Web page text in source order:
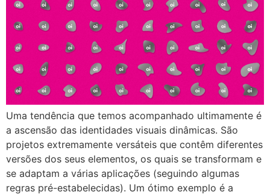
Uma tendência que temos acompanhado ultimamente é
a ascensão das identidades visuais dinâmicas. São
projetos extremamente versáteis que contêm diferentes
versões dos seus elementos, os quais se transformam e
se adaptam a várias aplicações (seguindo algumas
regras pré-estabelecidas). Um ótimo exemplo é a